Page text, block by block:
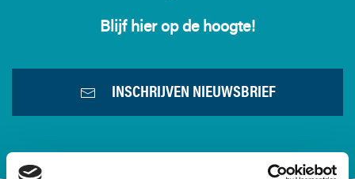
Blijf hier op de hoogte!
INSCHRIJVEN NIEUWSBRIEF